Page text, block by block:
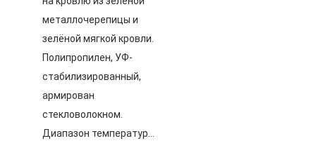
металлочерепицы и
зелёной мягкой кровли.
Полипропилен, УФ-
стабилизированный,
армирован
стекловолокном.
Диапазон температур…